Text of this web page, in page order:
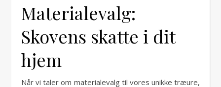
Materialevalg:
Skovens skatte i dit
hjem
Når vi taler om materialevalg til vores unikke træure,